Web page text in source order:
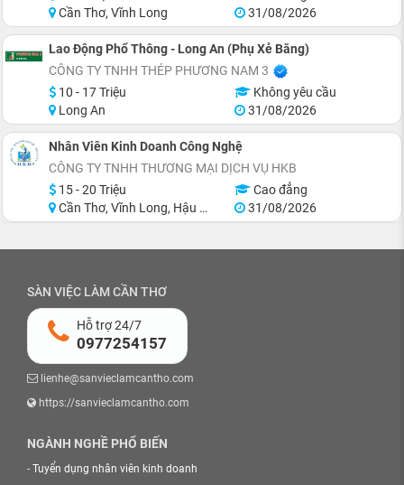
Cần Thơ, Vĩnh Long
31/08/2026
Lao Động Phổ Thông - Long An (Phụ Xẻ Băng)
CÔNG TY TNHH THÉP PHƯƠNG NAM 3
10 - 17 Triệu
Không yêu cầu
Long An
31/08/2026
Nhân Viên Kinh Doanh Công Nghệ
CÔNG TY TNHH THƯƠNG MẠI DỊCH VỤ HKB
15 - 20 Triệu
Cao đẳng
Cần Thơ, Vĩnh Long, Hậu Giang, Sóc Trăng, Bạc Liêu, Cà Mau
31/08/2026
SÀN VIỆC LÀM CẦN THƠ
Hỗ trợ 24/7
0977254157
lienhe@sanvieclamcantho.com
https://sanvieclamcantho.com
NGÀNH NGHỀ PHỔ BIẾN
- Tuyển dụng nhân viên kinh doanh